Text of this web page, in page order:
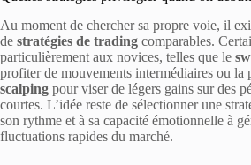
Au moment de chercher sa propre voie, il
de stratégies de trading comparables.
particulièrement aux novices, telles que le
profiter de mouvements intermédiaires ou la
scalping pour viser de légers gains sur des
courtes. L’idée reste de sélectionner une
son rythme et à sa capacité émotionnelle à
fluctuations rapides du marché.